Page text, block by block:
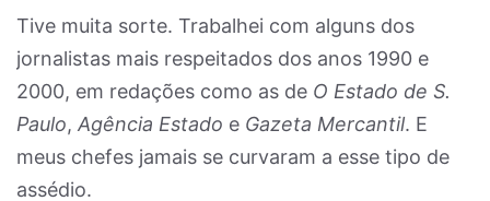
Tive muita sorte. Trabalhei com alguns dos
jornalistas mais respeitados dos anos 1990 e
2000, em redações como as de O Estado de S.
Paulo, Agência Estado e Gazeta Mercantil. E
meus chefes jamais se curvaram a esse tipo de
assédio.